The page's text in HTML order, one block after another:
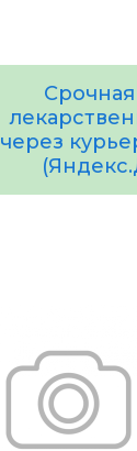
Срочная
через